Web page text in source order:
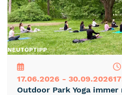
NEUTOPTIPP
17.06.2026 - 30.09.2026
Outdoor Park Yoga